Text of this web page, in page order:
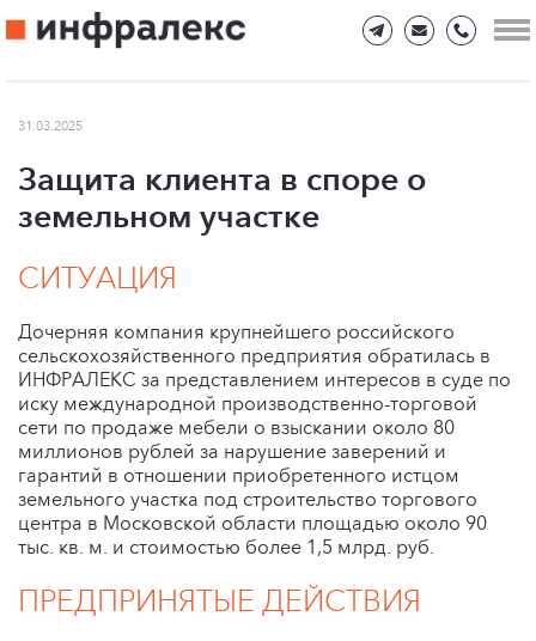
31.03.2025
Защита клиента в споре о
земельном участке
СИТУАЦИЯ
Дочерняя компания крупнейшего российского
сельскохозяйственного предприятия обратилась в
ИНФРАЛЕКС за представлением интересов в суде по
иску международной производственно-торговой
сети по продаже мебели о взыскании около 80
миллионов рублей за нарушение заверений и
гарантий в отношении приобретенного истцом
земельного участка под строительство торгового
центра в Московской области площадью около 90
тыс. кв. м. и стоимостью более 1,5 млрд. руб.
ПРЕДПРИНЯТЫЕ ДЕЙСТВИЯ